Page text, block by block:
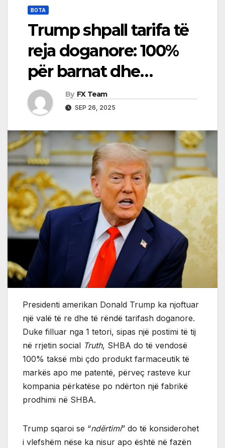
BOTA
Trump shpall tarifa të
reja doganore: 100%
për barnat dhe…
By FX Team
SEP 26, 2025
Presidenti amerikan Donald Trump ka njoftuar
një valë të re dhe të rëndë tarifash doganore.
Duke filluar nga 1 tetori, sipas një postimi të tij
në rrjetin social Truth, SHBA do të vendosë
100% taksë mbi çdo produkt farmaceutik të
markës apo me patentë, përveç rasteve kur
kompania përkatëse po ndërton një fabrikë
prodhimi në SHBA.
Trump sqaroi se “ndërtimi” do të konsiderohet
i vlefshëm nëse ka nisur apo është në fazën